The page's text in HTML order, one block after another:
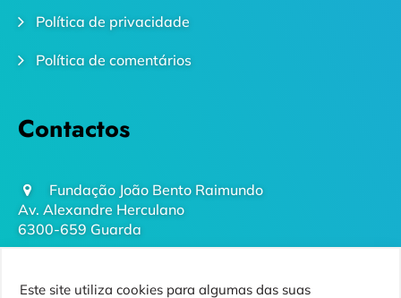
Este site utiliza cookies para algumas das suas
Política de privacidade
Política de comentários
Contactos
Fundação João Bento Raimundo
Av. Alexandre Herculano
6300-659 Guarda